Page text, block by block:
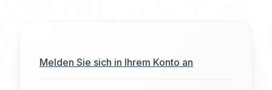
Melden Sie sich in Ihrem Konto an